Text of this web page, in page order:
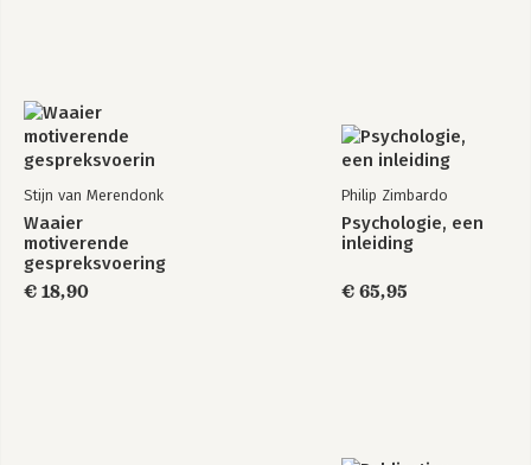
Stijn van Merendonk
Waaier
motiverende
gespreksvoering
€ 18,90
Philip Zimbardo
Psychologie, een
inleiding
€ 65,95